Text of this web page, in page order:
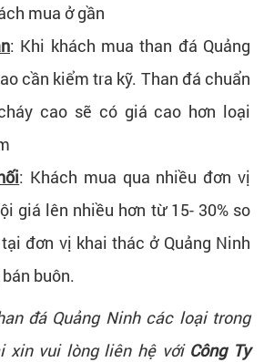
mua ở gần
: Khi khách mua than đá Quảng
cần kiểm tra kỹ. Than đá chuẩn
cao sẽ có giá cao hơn loại
: Khách mua qua nhiều đơn vị
giá lên nhiều hơn từ 15- 30% so
đơn vị khai thác ở Quảng Ninh
buôn.
đá Quảng Ninh các loại trong
xin vui lòng liên hệ với Công Ty